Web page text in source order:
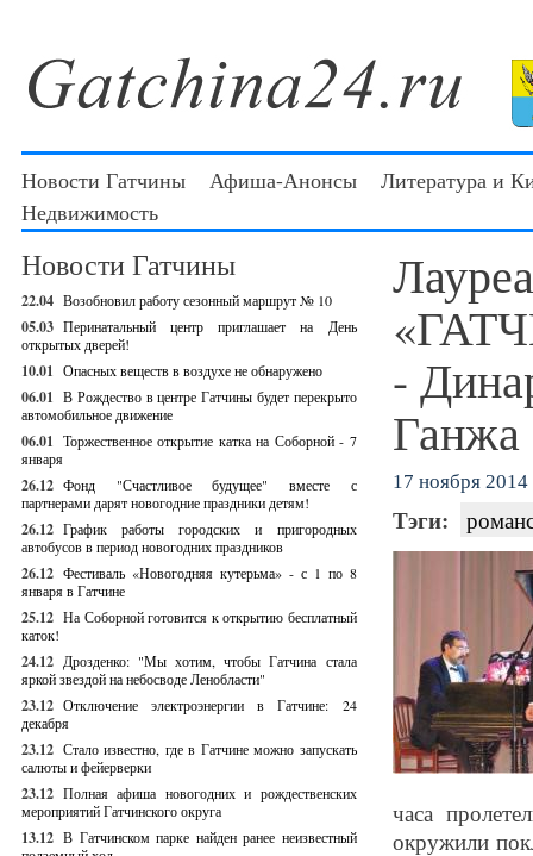
Новости Гатчины Афиша-Анонсы
Литература и
Недвижимость
Новости Гатчины
22.04 Возобновил работу сезонный маршрут № 10
05.03 Перинатальный центр приглашает на День
открытых дверей!
10.01 Опасных веществ в воздухе не обнаружено
06.01 В Рождество в центре Гатчины будет перекрыто
автомобильное движение
06.01 Торжественное открытие катка на Соборной - 7
января
26.12 Фонд "Счастливое будущее" вместе с
партнерами дарят новогодние праздники детям!
26.12 График работы городских и пригородных
автобусов в период новогодних праздников
26.12 Фестиваль «Новогодняя кутерьма» - с 1 по 8
января в Гатчине
25.12 На Соборной готовится к открытию бесплатный
каток!
24.12 Дрозденко: "Мы хотим, чтобы Гатчина стала
яркой звездой на небосводе Ленобласти"
23.12 Отключение электроэнергии в Гатчине: 24
декабря
23.12 Стало известно, где в Гатчине можно запускать
салюты и фейерверки
23.12 Полная афиша новогодних и рождественских
мероприятий Гатчинского округа
13.12 В Гатчинском парке найден ранее неизвестный
-
Ганжа
17 ноября 2014
Тэги:
часа
окружили